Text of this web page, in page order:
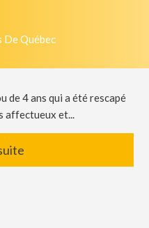
De Québec
de 4 ans qui a été rescapé
affectueux et...